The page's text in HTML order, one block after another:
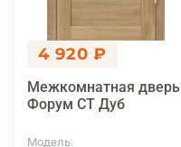
4 920 ₽
Межкомнатная дверь
Форум СТ Дуб
Модель